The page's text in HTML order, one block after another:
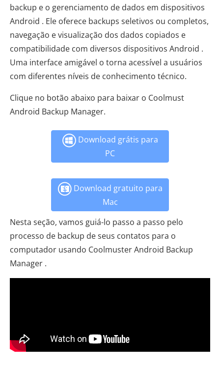
backup e o gerenciamento de dados em dispositivos
Android . Ele oferece backups seletivos ou completos,
navegação e visualização dos dados copiados e
compatibilidade com diversos dispositivos Android .
Uma interface amigável o torna acessível a usuários
com diferentes níveis de conhecimento técnico.
Clique no botão abaixo para baixar o Coolmust
Android Backup Manager.
Download grátis para
PC
Download gratuito para
Mac
Nesta seção, vamos guiá-lo passo a passo pelo
processo de backup de seus contatos para o
computador usando Coolmuster Android Backup
Manager .